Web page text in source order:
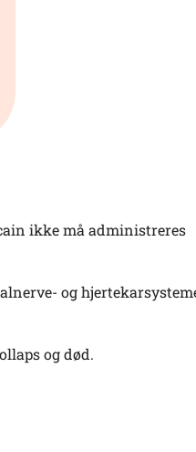
ikke må administreres
og
og død.